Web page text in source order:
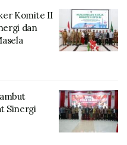
Komite II
dan
Sinergi